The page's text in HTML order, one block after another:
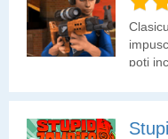
poti